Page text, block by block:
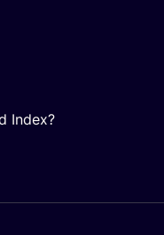
Index?